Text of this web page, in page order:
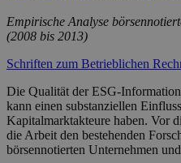
Empirische Analyse
(2008 bis 2013)
Schriften zum Betrieblichen
Die Qualität der ESG-
kann einen substanziellen
Kapitalmarktakteure haben. Vor
die Arbeit den bestehenden
börsennotierten Unternehmen